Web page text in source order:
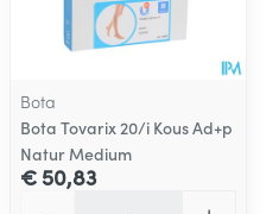
Bota
Bota Tovarix 20/i Kous Ad+p
Natur Medium
€ 50,83